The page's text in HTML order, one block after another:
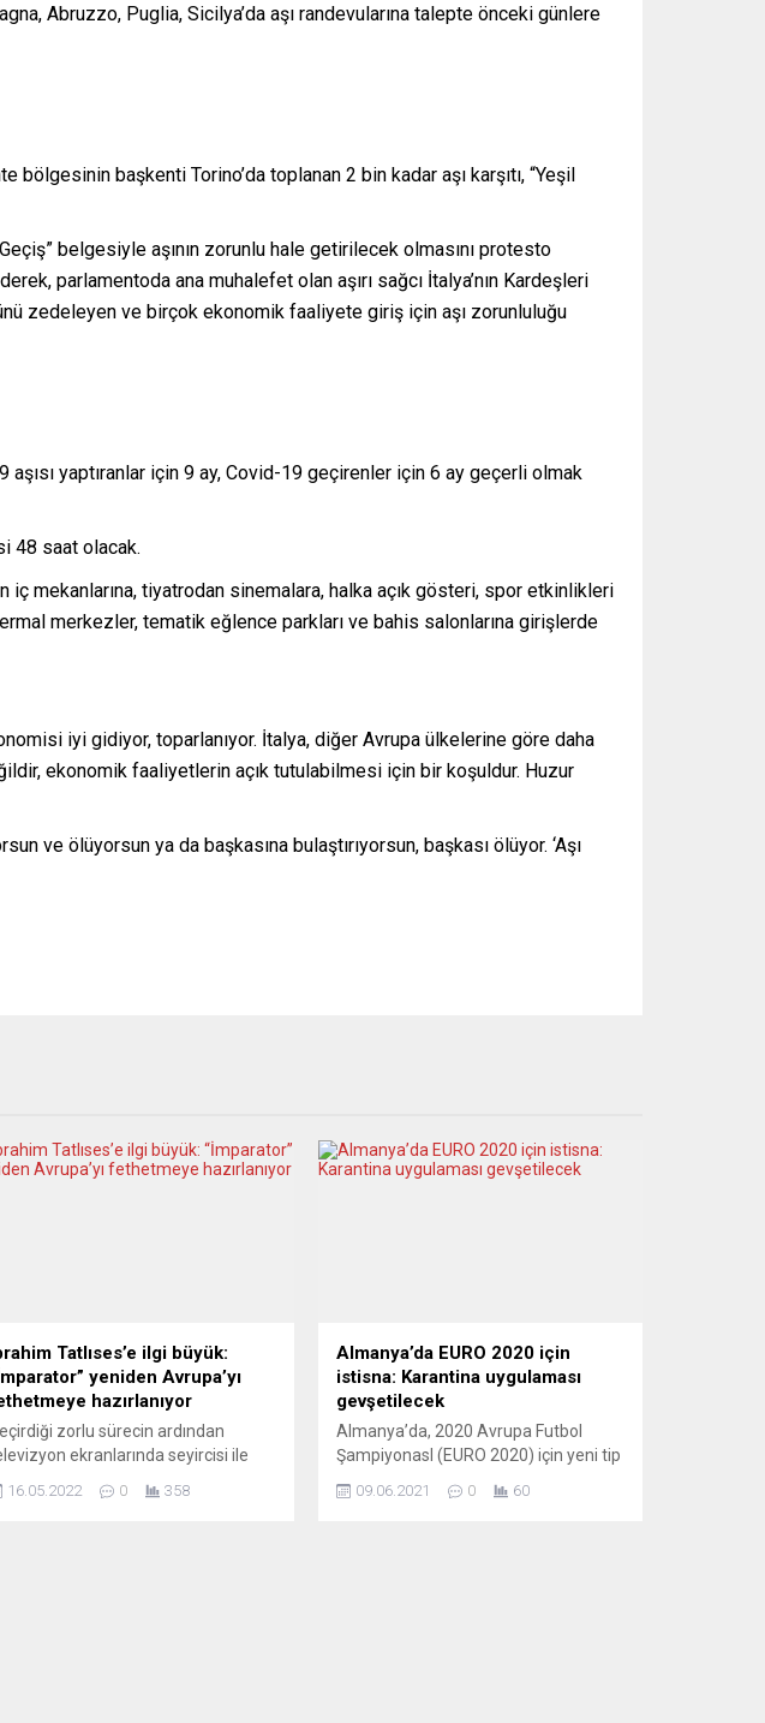
Abruzzo, Puglia, Sicilya’da aşı randevularına talepte önceki günlere
başkenti Torino’da toplanan 2 bin kadar aşı karşıtı, “Yeşil
belgesiyle aşının zorunlu hale getirilecek olmasını protesto
parlamentoda ana muhalefet olan aşırı sağcı İtalya’nın Kardeşleri
zedeleyen ve birçok ekonomik faaliyete giriş için aşı zorunluluğu
yaptıranlar için 9 ay, Covid-19 geçirenler için 6 ay geçerli olmak
48 saat olacak.
mekanlarına, tiyatrodan sinemalara, halka açık gösteri, spor etkinlikleri
merkezler, tematik eğlence parkları ve bahis salonlarına girişlerde
iyi gidiyor, toparlanıyor. İtalya, diğer Avrupa ülkelerine göre daha
ekonomik faaliyetlerin açık tutulabilmesi için bir koşuldur. Huzur
ve ölüyorsun ya da başkasına bulaştırıyorsun, başkası ölüyor. ‘Aşı
Tatlıses’e ilgi büyük:
yeniden Avrupa’yı
hazırlanıyor
zorlu sürecin ardından
ekranlarında seyircisi ile
12 yıllık aradan sonra
16.05.2022 0 358
Almanya’da EURO 2020 için
istisna: Karantina uygulaması
gevşetilecek
Almanya’da, 2020 Avrupa Futbol
ŞampiyonasI (EURO 2020) için yeni tip
kapsamındaki karantina
09.06.2021 0 60